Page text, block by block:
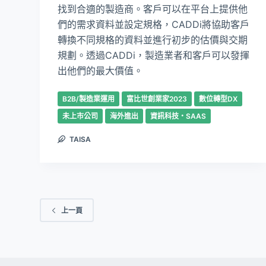
找到合適的製造商。客戶可以在平台上提供他
們的需求資料並設定規格，CADDi將協助客戶
轉換不同規格的資料並進行初步的估價與交期
規劃。透過CADDi，製造業者和客戶可以發揮
出他們的最大價值。
B2B/製造業運用 富比世創業家2023
數位轉型DX
未上市公司
海外進出 資訊科技・SAAS
TAISA
上一頁